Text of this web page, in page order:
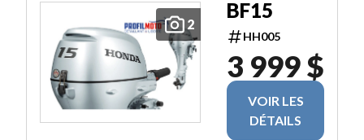
2
BF15
HH005
3 999 $
VOIR LES
DÉTAILS